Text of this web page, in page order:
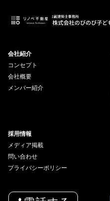
会社紹介
コンセプト
会社概要
メンバー紹介
採用情報
メディア掲載
問い合わせ
プライバシーポリシー